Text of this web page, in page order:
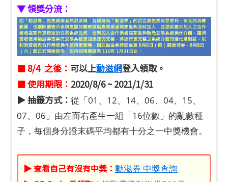
▼ 領獎分流：
■ 8/4 之後： 可以上動滋網登入領取。
■ 使用期限： 2020/8/6 ~ 2021/1/31
▶ 抽籤方式： 從「01、12、14、06、04、15、
07、06」由左而右產生一組「16位數」的亂數種
子，每個身分證末碼平均都有十分之一中獎機會。
▶ 查看自己有沒有中獎： 動滋券 中獎查詢